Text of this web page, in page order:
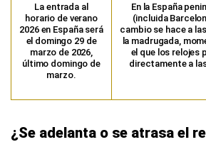
La entrada al
horario de verano
2026 en España será
el domingo 29 de
marzo de 2026,
último domingo de
marzo.
En la España
(incluida
cambio se hace a
la madrugada,
el que los relojes
directamente a
¿Se adelanta o se atrasa el